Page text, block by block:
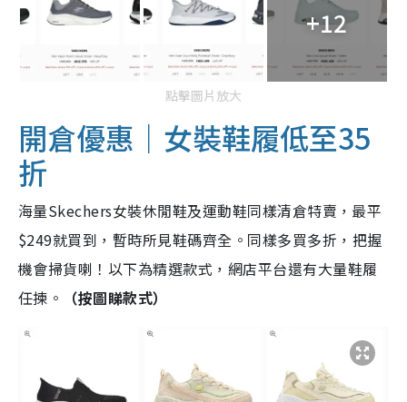
+12
點擊圖片放大
開倉優惠｜女裝鞋履低至35
折
海量Skechers女裝休閒鞋及運動鞋同樣清倉特賣，最平
$249就買到，暫時所見鞋碼齊全。同樣多買多折，把握
機會掃貨喇！以下為精選款式，網店平台還有大量鞋履
任揀。
（按圖睇款式）